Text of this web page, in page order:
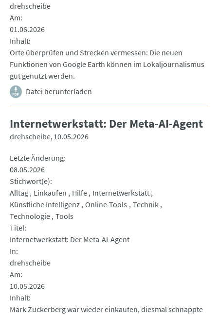
drehscheibe
Am
01.06.2026
Inhalt
Orte überprüfen und Strecken vermessen: Die neuen
Funktionen von Google Earth können im Lokaljournalismus
gut genutzt werden.
Datei herunterladen
Internetwerkstatt: Der Meta-AI-Agent
drehscheibe 10.05.2026
Letzte Änderung
08.05.2026
Stichwort(e)
Alltag Einkaufen Hilfe Internetwerkstatt
Künstliche Intelligenz Online-Tools
Technik
Technologie Tools
Titel
Internetwerkstatt: Der Meta-AI-Agent
In
drehscheibe
Am
10.05.2026
Inhalt
Mark Zuckerberg war wieder einkaufen, diesmal schnappte